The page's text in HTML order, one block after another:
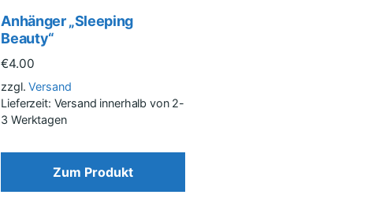
Anhänger „Sleeping
Beauty“
€4.00
zzgl.Versand
Lieferzeit: Versand innerhalb von 2-
3 Werktagen
Zum Produkt